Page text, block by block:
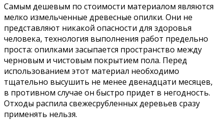
Самым дешевым по стоимости материалом являются
мелко измельченные древесные опилки. Они не
представляют никакой опасности для здоровья
человека, технология выполнения работ предельно
проста: опилками засыпается пространство между
черновым и чистовым покрытием пола. Перед
использованием этот материал необходимо
тщательно высушить не менее двенадцати месяцев,
в противном случае он быстро придет в негодность.
Отходы распила свежесрубленных деревьев сразу
применять нельзя.